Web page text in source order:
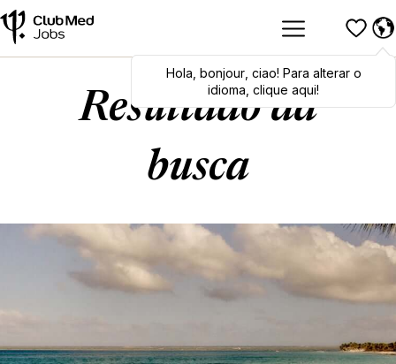
Hola,bonjour,ciao! To switch
languages, click here!
Hola bonjour, ciao! Para alterar o
idioma, clique aqui!
Resultado da
busca